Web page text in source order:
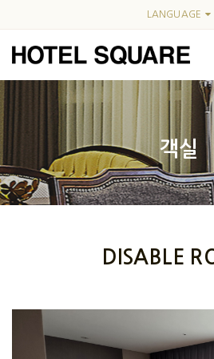
LANGUAGE
객실
DISABLE